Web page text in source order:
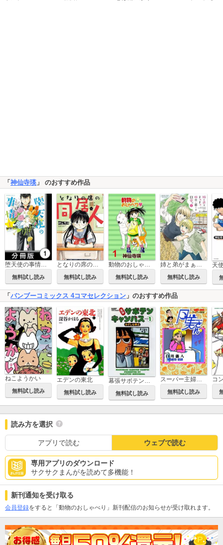
「 神仙寺瑛 」 のおすすめ作品
堕天使の事情【分冊版】
無料試し読み
となりの席の同居人
無料試し読み
動物のおしゃべり 【連載版】
無料試し読み
姉と弟がまぁまぁ仲良く暮らす日常。
無料試し読み
天
「 バンブーコミックス 4コマセレクション 」のおすすめ作品
ねこようかい
無料試し読み
エデンの東北
無料試し読み
幕張サボテンキャンパス
無料試し読み 無料試し読み
読み方を選択
アプリで読む ウェブで読む
専用アプリのダウンロード
サクサクまんがを読めて多機能！
新刊通知を受け取る
会員登録をすると「動物のおしゃべり」新刊配信のお知らせが受け取れます。